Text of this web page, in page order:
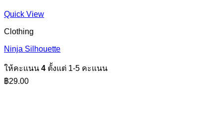
Quick View
Clothing
Ninja Silhouette
ให้คะแนน 4 ตั้งแต่ 1-5 คะแนน
฿29.00